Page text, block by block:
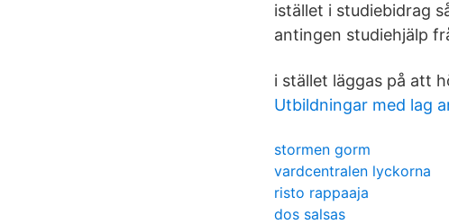
istället i studiebidrag
antingen studiehjälp
i stället läggas på att
Utbildningar med lag
stormen gorm
vardcentralen lyckorna
risto rappaaja
dos salsas